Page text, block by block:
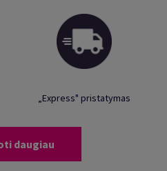
„Express" pristatymas
daugiau